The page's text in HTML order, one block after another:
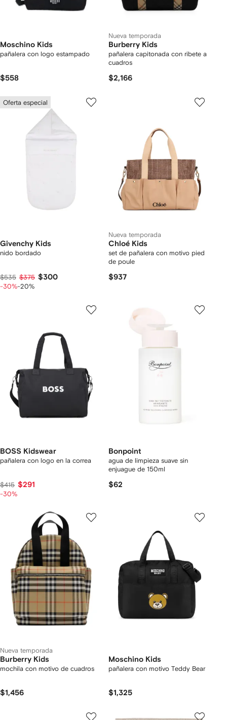
Moschino Kids
pañalera con logo estampado
$558
Nueva temporada
Burberry Kids
pañalera capitonada con ribete a
cuadros
$2,166
Oferta especial
Givenchy Kids
nido bordado
$535 $375 $300
-30%-20%
Nueva temporada
Chloé Kids
set de pañalera con motivo pied
de poule
$937
BOSS Kidswear
pañalera con logo en la correa
$415 $291
-30%
Bonpoint
agua de limpieza suave sin
enjuague de 150ml
$62
Nueva temporada
Burberry Kids
mochila con motivo de cuadros
$1,456
Moschino Kids
pañalera con motivo Teddy Bear
$1,325